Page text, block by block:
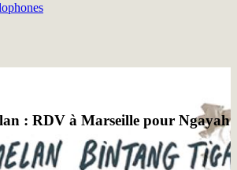
: RDV à Marseille pour Ngayah